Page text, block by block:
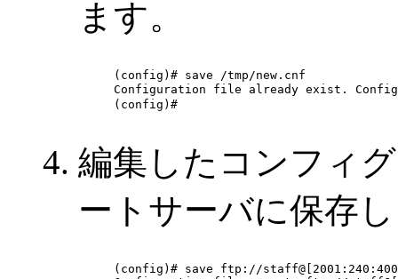
ます。
(config)# save /tmp/new.cnf
Configuration file already exist.
(config)#
編集したコンフィ
ートサーバに保存
(config)# save ftp://